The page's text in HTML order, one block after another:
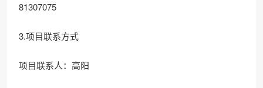
81307075
3.项目联系方式
项目联系人：高阳